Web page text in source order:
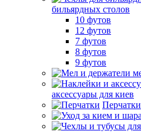
бильярдных столов
10 футов
12 футов
7 футов
8 футов
9 футов
аксессуары для киев
Перчатки